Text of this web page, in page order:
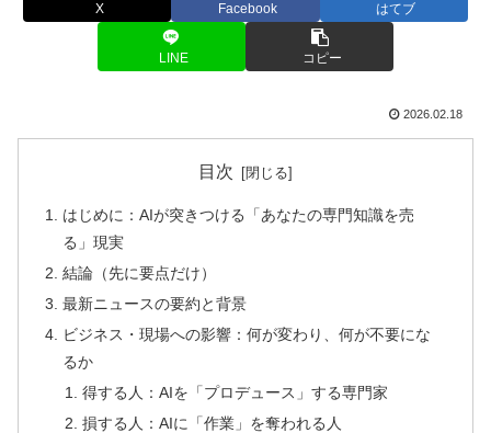
X Facebook はてブ
LINE コピー
2026.02.18
目次
はじめに：AIが突きつける「あなたの専門知識を売
る」現実
結論（先に要点だけ）
最新ニュースの要約と背景
ビジネス・現場への影響：何が変わり、何が不要にな
るか
得する人：AIを「プロデュース」する専門家
損する人：AIに「作業」を奪われる人